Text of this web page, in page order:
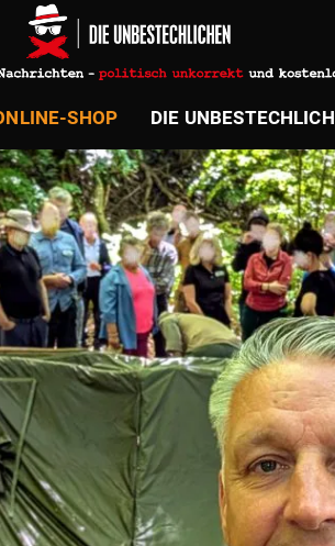
SHOP DIE